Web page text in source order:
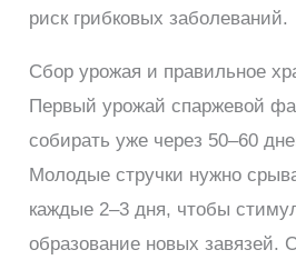
риск грибковых заболеваний.
Сбор урожая и правильное
Первый урожай спаржевой
собирать уже через 50–60
Молодые стручки нужно
каждые 2–3 дня, чтобы
образование новых завязей.